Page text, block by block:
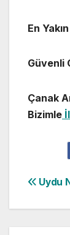
En
Güvenli
Çanak
Bizimle
Yazı
Uydu